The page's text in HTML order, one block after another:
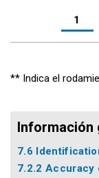
1
** Indica el
Información
7.6
7.2.2 Accuracy